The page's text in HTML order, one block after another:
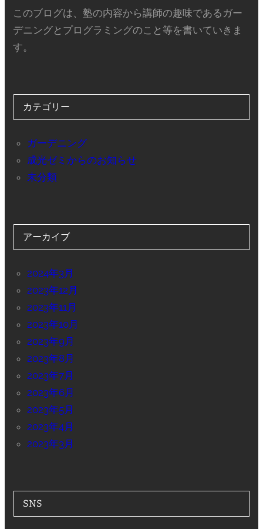
このブログは、塾の内容から講師の趣味であるガー
デニングとプログラミングのこと等を書いていきま
す。
カテゴリー
ガーデニング
成光ゼミからのお知らせ
未分類
アーカイブ
2024年3月
2023年12月
2023年11月
2023年10月
2023年9月
2023年8月
2023年7月
2023年6月
2023年5月
2023年4月
2023年3月
SNS